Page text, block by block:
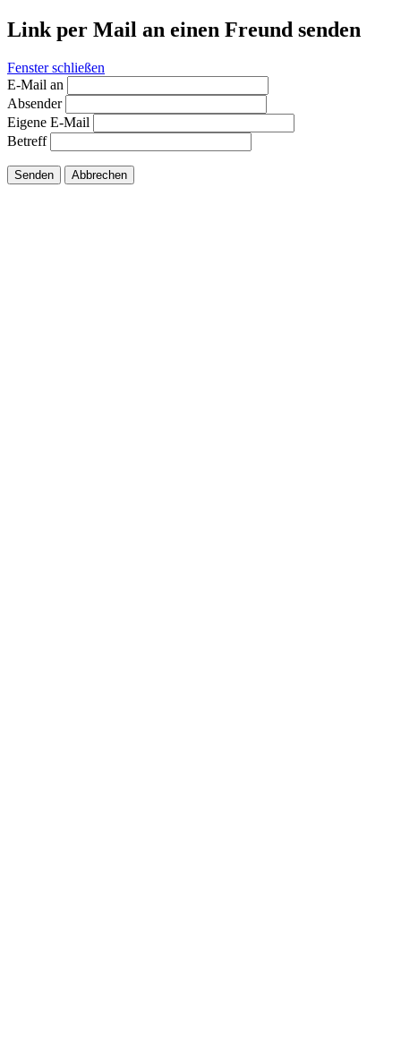
Link per Mail an einen Freund senden
Fenster schließen
E-Mail an
Absender
Eigene E-Mail
Betreff
Senden Abbrechen